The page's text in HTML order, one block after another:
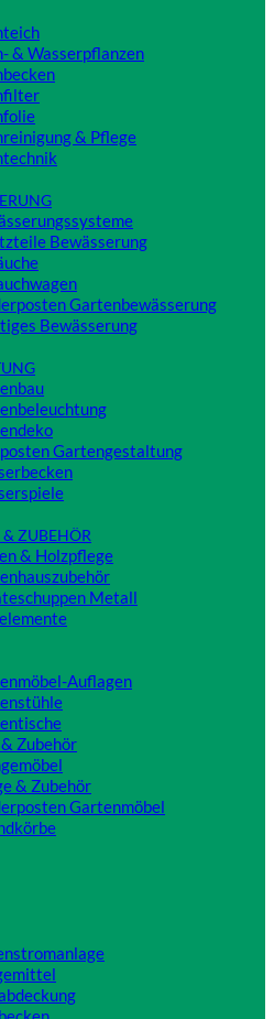
& Wasserpflanzen
& Pflege
Bewässerung
Gartenbewässerung
Bewässerung
Gartengestaltung
ZUBEHÖR
& Holzpflege
Metall
Auflagen
Zubehör
& Zubehör
Gartenmöbel